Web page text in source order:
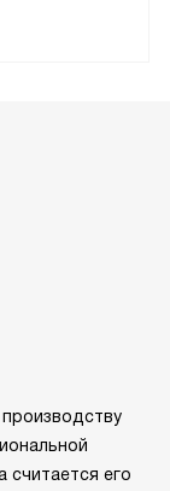
считается его